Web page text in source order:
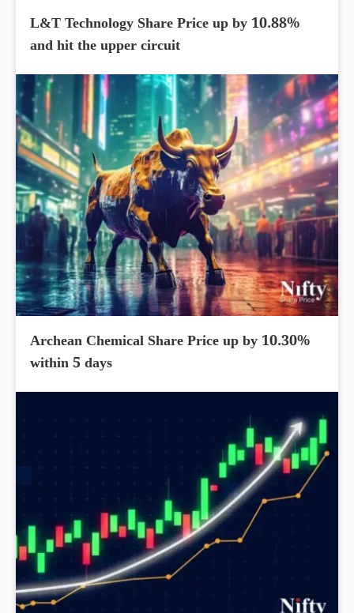
L&T Technology Share Price up by 10.88%
and hit the upper circuit
Archean Chemical Share Price up by 10.30%
within 5 days